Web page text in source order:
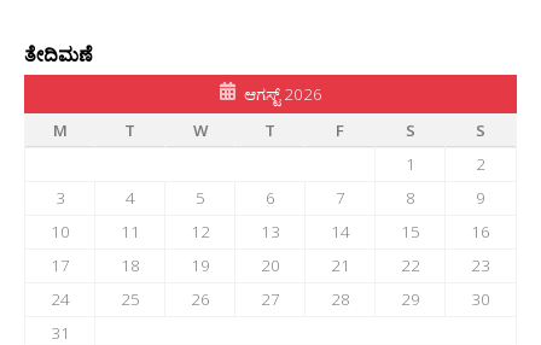
ತೇದಿಮಣೆ
ಆಗಸ್ಟ್ 2026
M
T W T F S
S
1
2
3
4 5 6 7 8
9
10
11 12 13 14 15
16
17
18 19 20 21 22
23
24
25 26 27 28 29
30
31